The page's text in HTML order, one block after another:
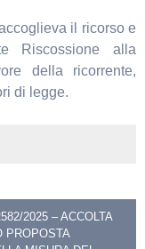
il ricorso e
Riscossione alla
della ricorrente,
di legge.
2025 – ACCOLTA
PROPOSTA